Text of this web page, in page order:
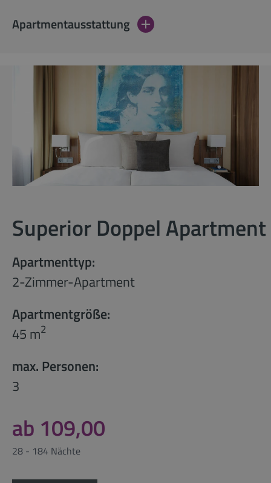
Apartmentausstattung
Superior Doppel Apartment
Apartmenttyp:
2-Zimmer-Apartment
Apartmentgröße:
45 m2
max. Personen:
3
ab 109,00
28 - 184 Nächte